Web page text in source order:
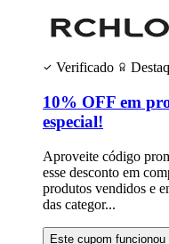
Verificado
10% OFF em
especial!
Aproveite código
esse desconto em
produtos vendidos e
das categor...
Este cupom funcionou